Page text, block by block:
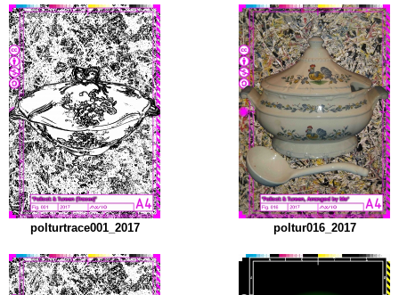
polturtrace001_2017 poltur016_2017